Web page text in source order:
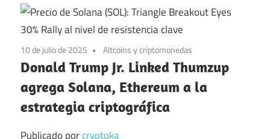
10 de julio de 2025 Altcoins y criptomonedas
Donald Trump Jr. Linked Thumzup
agrega Solana, Ethereum a la
estrategia criptográfica
Publicado porcryptoka